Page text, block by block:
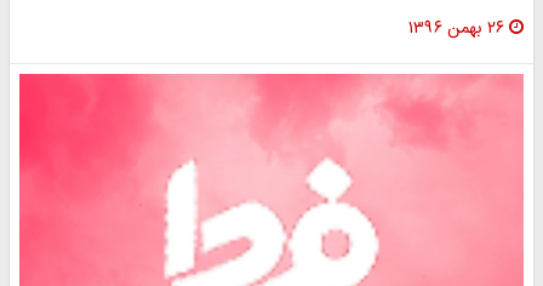
۲۶ بهمن ۱۳۹۶